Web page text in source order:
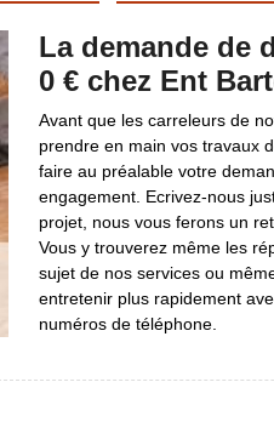
La demande de
0 € chez Ent
Avant que les carreleurs de
prendre en main vos travaux
faire au préalable votre
engagement. Ecrivez-nous
projet, nous vous ferons un
Vous y trouverez même les
sujet de nos services ou
entretenir plus rapidement
numéros de téléphone.